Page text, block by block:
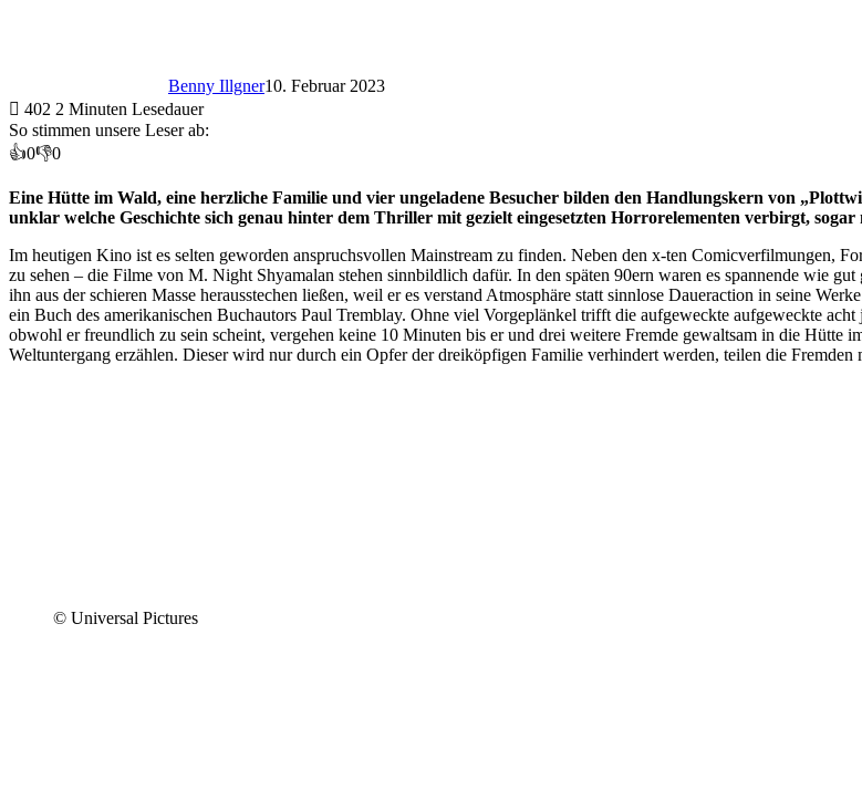
Benny Illgner10. Februar 2023
402 2 Minuten Lesedauer
So stimmen unsere Leser ab:
👍0👎0
Eine Hütte im Wald, eine herzliche Familie und vier ungeladene Besucher bilden den Handlungskern von
unklar welche Geschichte sich genau hinter dem Thriller mit gezielt eingesetzten Horrorelementen verbirgt,
Im heutigen Kino ist es selten geworden anspruchsvollen Mainstream zu finden. Neben den x-ten Comicverfilmungen,
zu sehen – die Filme von M. Night Shyamalan stehen sinnbildlich dafür. In den späten 90ern waren es spannende wie
ihn aus der schieren Masse herausstechen ließen, weil er es verstand Atmosphäre statt sinnlose Daueraction in seine
ein Buch des amerikanischen Buchautors Paul Tremblay. Ohne viel Vorgeplänkel trifft die aufgeweckte aufgeweckte
obwohl er freundlich zu sein scheint, vergehen keine 10 Minuten bis er und drei weitere Fremde gewaltsam in die
Weltuntergang erzählen. Dieser wird nur durch ein Opfer der dreiköpfigen Familie verhindert werden, teilen die
© Universal Pictures